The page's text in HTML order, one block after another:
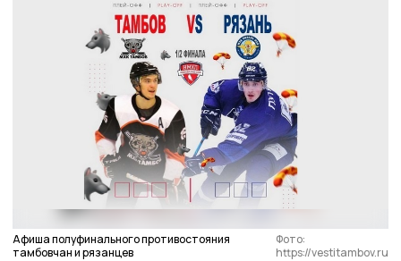
Афиша полуфинального противостояния
тамбовчан и рязанцев
Фото:
https://vestitambov.ru